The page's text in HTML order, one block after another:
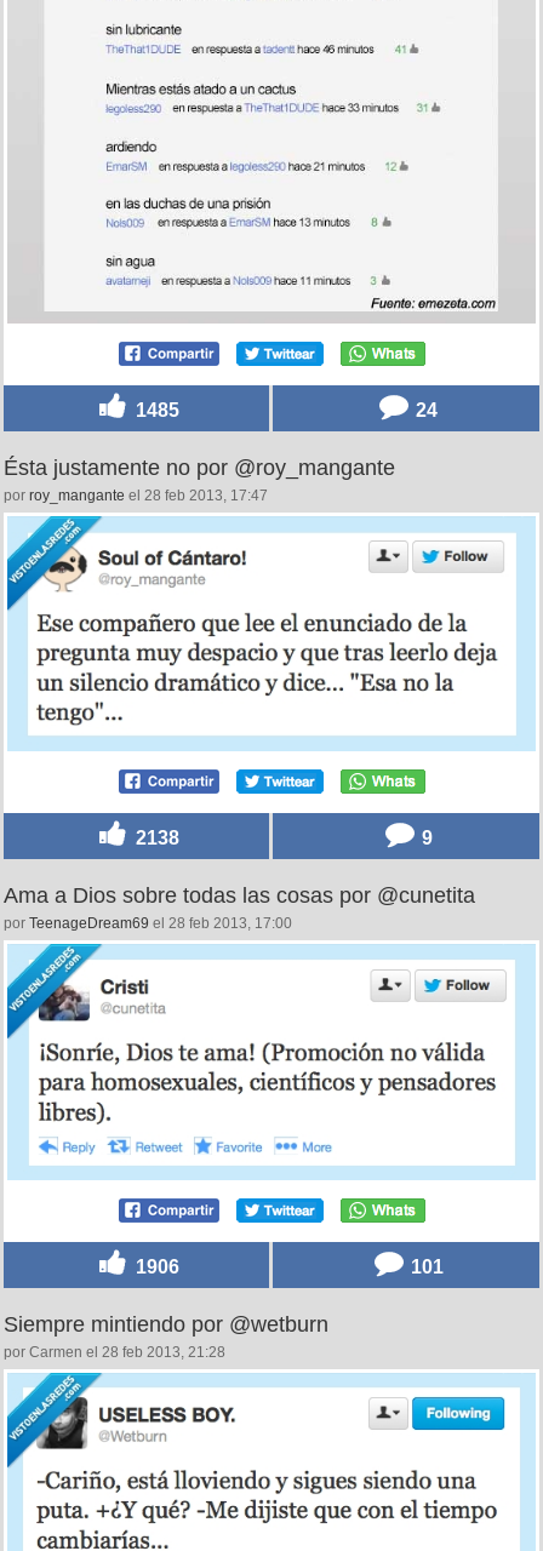
1485 24
Ésta justamente no por @roy_mangante
por roy_mangante el 28 feb 2013, 17:47
2138 9
Ama a Dios sobre todas las cosas por @cunetita
por TeenageDream69 el 28 feb 2013, 17:00
1906 101
Siempre mintiendo por @wetburn
por Carmen el 28 feb 2013, 21:28